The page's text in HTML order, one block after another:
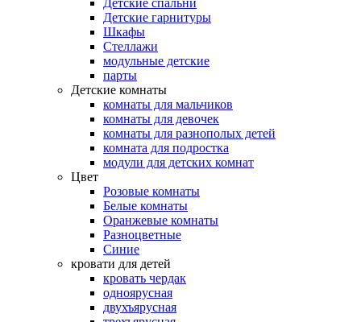
Детские спальни
Детские гарнитуры
Шкафы
Стеллажи
модульные детские
парты
Детские комнаты
комнаты для мальчиков
комнаты для девочек
комнаты для разнополых детей
комната для подростка
модули для детских комнат
Цвет
Розовые комнаты
Белые комнаты
Оранжевые комнаты
Разноцветные
Синие
кровати для детей
кровать чердак
одноярусная
двухъярусная